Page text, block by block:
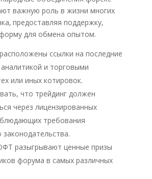
важную роль в жизни многих
предоставляя поддержку‚
для обмена опытом.
ссылки на последние
и торговыми
или иных котировок.
что трейдинг должен
через лицензированных
требования
законодательства.
разыгрывают ценные призы
форума в самых различных